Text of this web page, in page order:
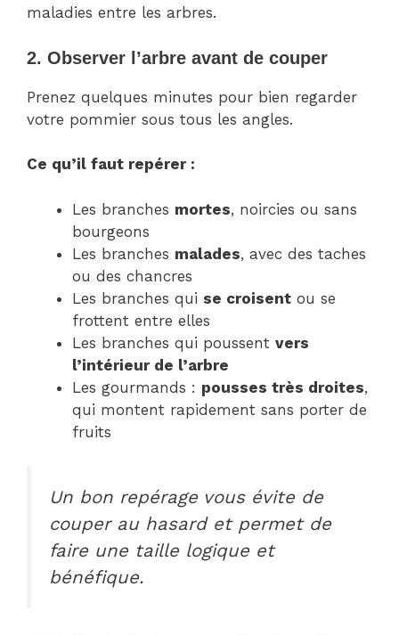
maladies entre les arbres.
2. Observer l’arbre avant de couper
Prenez quelques minutes pour bien regarder
votre pommier sous tous les angles.
Ce qu’il faut repérer :
Les branches mortes, noircies ou sans
bourgeons
Les branches malades, avec des taches
ou des chancres
Les branches qui se croisent ou se
frottent entre elles
Les branches qui poussent vers
l’intérieur de l’arbre
Les gourmands : pousses très droites,
qui montent rapidement sans porter de
fruits
Un bon repérage vous évite de
couper au hasard et permet de
faire une taille logique et
bénéfique.